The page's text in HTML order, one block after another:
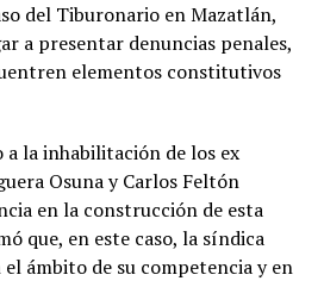
del Tiburonario en Mazatlán,
a presentar denuncias penales,
elementos constitutivos
la inhabilitación de los ex
Osuna y Carlos Feltón
en la construcción de esta
que, en este caso, la síndica
ámbito de su competencia y en